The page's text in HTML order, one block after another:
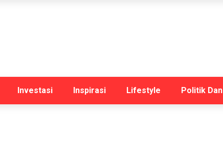
Investasi Inspirasi Lifestyle Politik